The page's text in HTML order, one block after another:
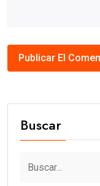
Buscar